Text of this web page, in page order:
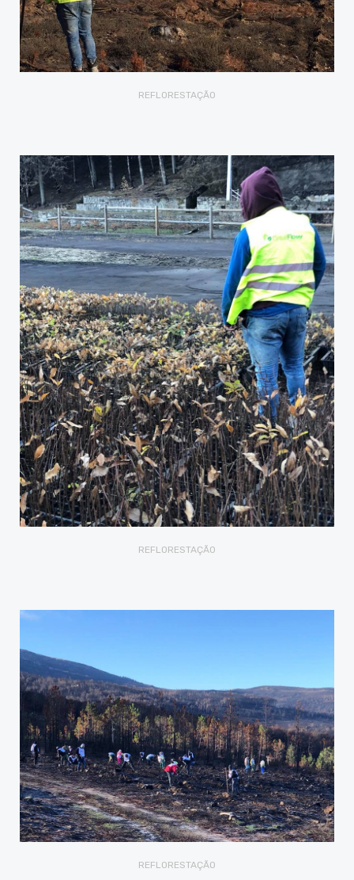
REFLORESTAÇÃO
REFLORESTAÇÃO
REFLORESTAÇÃO